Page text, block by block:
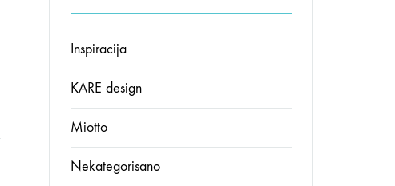
Inspiracija
KARE design
Miotto
Nekategorisano